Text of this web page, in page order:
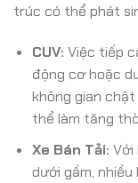
trúc có thể phát
CUV: Việc tiếp
động cơ hoặc
không gian
thể làm tăng
Xe Bán Tải: Với
dưới gầm,